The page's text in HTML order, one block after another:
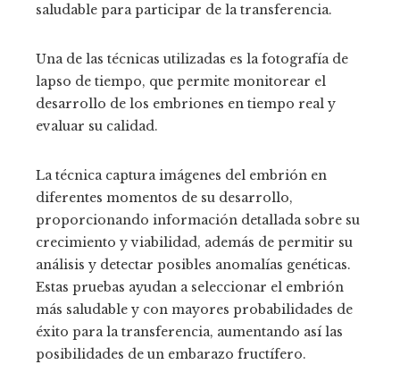
saludable para participar de la transferencia.
Una de las técnicas utilizadas es la fotografía de
lapso de tiempo, que permite monitorear el
desarrollo de los embriones en tiempo real y
evaluar su calidad.
La técnica captura imágenes del embrión en
diferentes momentos de su desarrollo,
proporcionando información detallada sobre su
crecimiento y viabilidad, además de permitir su
análisis y detectar posibles anomalías genéticas.
Estas pruebas ayudan a seleccionar el embrión
más saludable y con mayores probabilidades de
éxito para la transferencia, aumentando así las
posibilidades de un embarazo fructífero.